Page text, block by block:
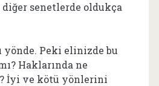
diğer senetlerde oldukça
yönde. Peki elinizde bu
Haklarında ne
İyi ve kötü yönlerini